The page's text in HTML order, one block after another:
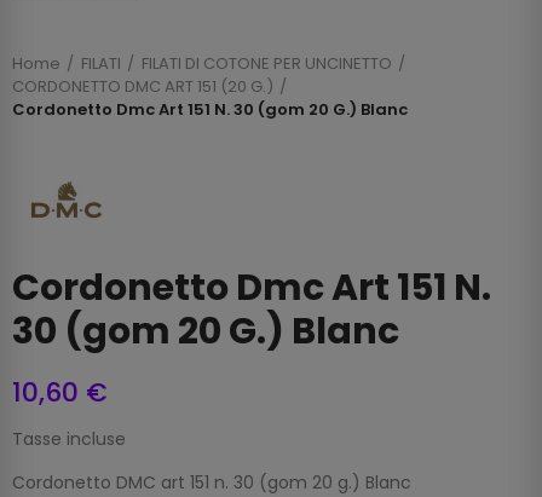
Home FILATI
FILATI DI COTONE PER UNCINETTO
CORDONETTO DMC ART 151 (20 G.)
Cordonetto Dmc Art 151 N. 30 (gom 20 G.) Blanc
Cordonetto Dmc Art 151 N.
30 (gom 20 G.) Blanc
10,60 €
Tasse incluse
Cordonetto DMC art 151 n. 30 (gom 20 g.) Blanc